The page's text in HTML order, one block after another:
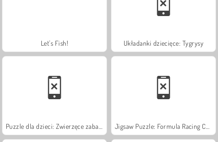
Let's Fish! Układanki dziecięce: Tygrysy